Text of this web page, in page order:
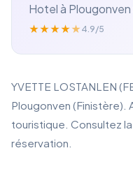
Hotel à
★★★★★ 4.9/5
YVETTE LOSTANLEN
Plougonven
touristique. Consultez
réservation.